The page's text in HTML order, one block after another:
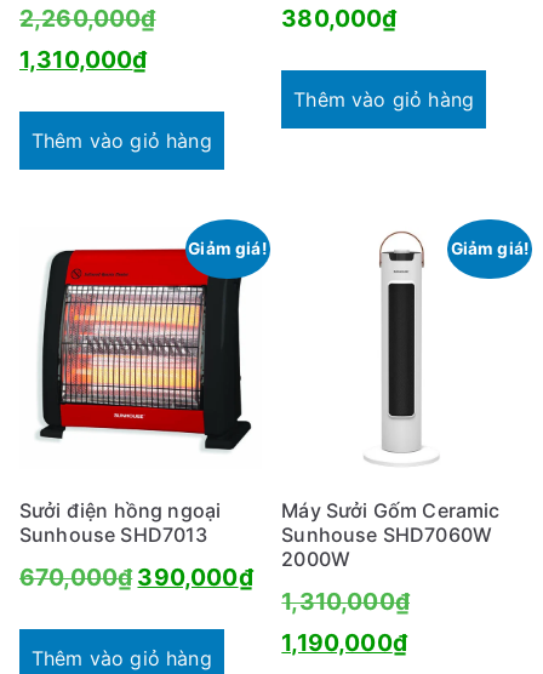
2,260,000₫Giá
2,260,000₫.
1,310,000₫Giá
tại
1,310,000₫.
Thêm vào giỏ hàng
380,000₫
Thêm vào giỏ hàng
Giảm giá!
Sưởi điện hồng ngoại
Sunhouse SHD7013
670,000₫Giá
là:
390,000₫Giá
hiện
Thêm vào giỏ hàng
Giảm giá!
Máy Sưởi Gốm Ceramic
Sunhouse SHD7060W
2000W
1,310,000₫Giá
gốc
1,190,000₫Giá